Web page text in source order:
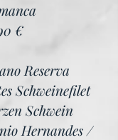
€
Reserva
Schweinefilet
Schwein
Hernandes /